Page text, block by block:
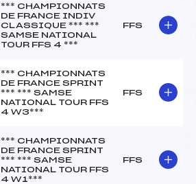
*** CHAMPIONNATS
DE FRANCE INDIV
CLASSIQUE *** ***
SAMSE NATIONAL
TOUR FFS 4 ***
FFS
*** CHAMPIONNATS
DE FRANCE SPRINT
*** *** SAMSE
NATIONAL TOUR FFS
4 W3***
FFS
*** CHAMPIONNATS
DE FRANCE SPRINT
*** *** SAMSE
NATIONAL TOUR FFS
4 W1***
FFS